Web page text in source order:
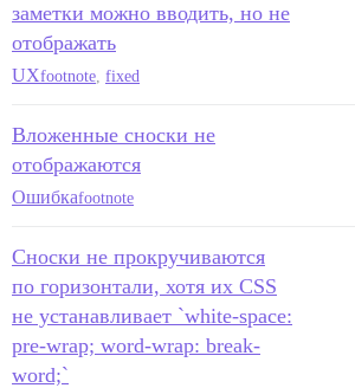
заметки можно вводить, но не
отображать
UXfootnote fixed
Вложенные сноски не
отображаются
Ошибкаfootnote
Сноски не прокручиваются
по горизонтали, хотя их CSS
не устанавливает `white-space:
pre-wrap; word-wrap: break-
word;`